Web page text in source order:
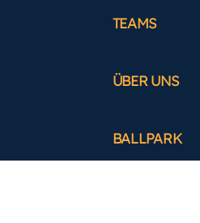
TEAMS
ÜBER UNS
BALLPARK